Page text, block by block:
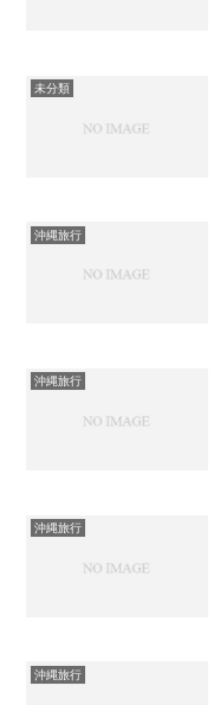
未分類
沖縄旅行
沖縄旅行
沖縄旅行
沖縄旅行